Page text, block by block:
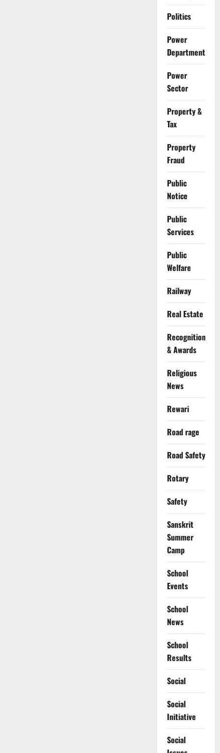
Politics
Power
Department
Power
Sector
Property &
Tax
Property
Fraud
Public
Notice
Public
Services
Public
Welfare
Railway
Real Estate
Recognition
& Awards
Religious
News
Rewari
Road rage
Road Safety
Rotary
Safety
Sanskrit
Summer
Camp
School
Events
School
News
School
Results
Social
Social
Initiative
Social